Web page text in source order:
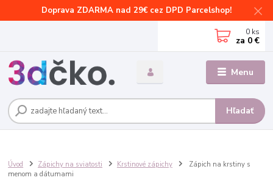
Doprava ZDARMA nad 29€ cez DPD Parcelshop!
Menu
Hľadať
0 ks
za 0 €
Úvod Zápichy na sviatosti Krstinové zápichy
Zápich na krstiny s
menom a dátumami